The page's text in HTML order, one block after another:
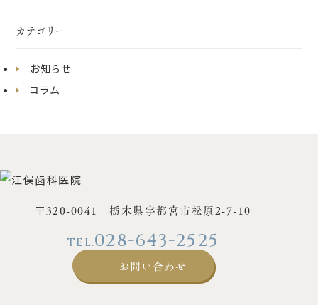
カテゴリー
お知らせ
コラム
〒320-0041 栃木県宇都宮市松原2-7-10
028-643-2525
お問い合わせ